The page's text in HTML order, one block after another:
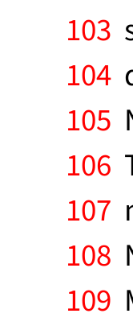
103
104
105
106
107
108
109